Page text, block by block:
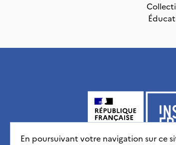
En poursuivant votre navigation sur ce